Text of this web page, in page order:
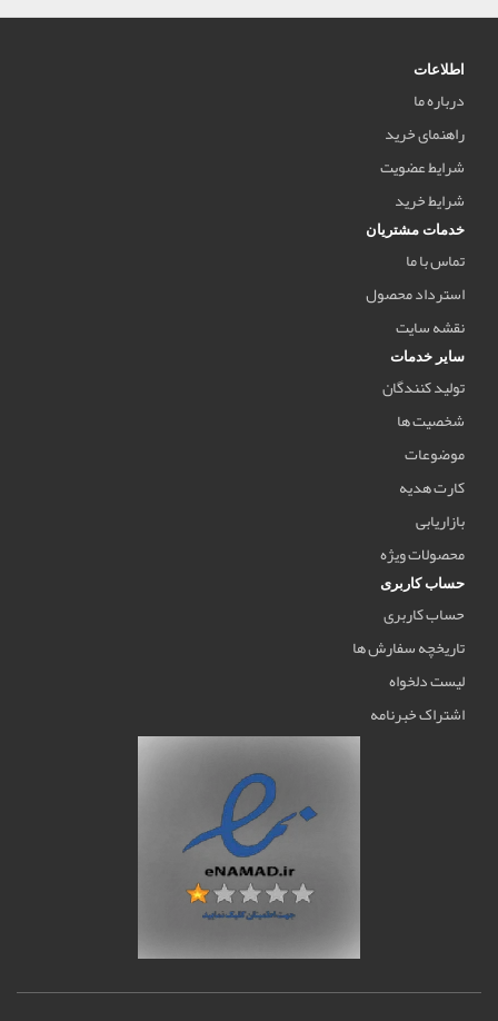
اطلاعات
درباره ما
راهنمای خرید
شرایط عضویت
شرایط خرید
خدمات مشتریان
تماس با ما
استرداد محصول
نقشه سایت
سایر خدمات
تولید کنندگان
شخصیت ها
موضوعات
کارت هدیه
بازاریابی
محصولات ویژه
حساب کاربری
حساب کاربری
تاریخچه سفارش ها
لیست دلخواه
اشتراک خبرنامه